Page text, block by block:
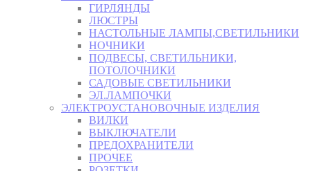
ГИРЛЯНДЫ
ЛЮСТРЫ
НАСТОЛЬНЫЕ ЛАМПЫ,СВЕТИЛЬНИКИ
НОЧНИКИ
ПОДВЕСЫ, СВЕТИЛЬНИКИ,
ПОТОЛОЧНИКИ
САДОВЫЕ СВЕТИЛЬНИКИ
ЭЛ.ЛАМПОЧКИ
ЭЛЕКТРОУСТАНОВОЧНЫЕ ИЗДЕЛИЯ
ВИЛКИ
ВЫКЛЮЧАТЕЛИ
ПРЕДОХРАНИТЕЛИ
ПРОЧЕЕ